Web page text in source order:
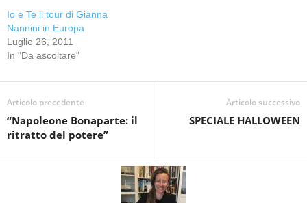
Io e Te il tour di Gianna
Nannini in Europa
Luglio 26, 2011
In "Da ascoltare"
Articolo precedente
“Napoleone Bonaparte: il
ritratto del potere”
Articolo successivo
SPECIALE HALLOWEEN